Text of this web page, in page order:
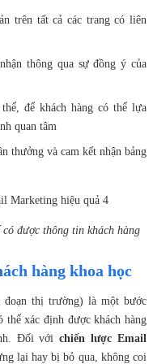
trên tất cả các trang có liên
thông qua sự đồng ý của
để khách hàng có thể lựa
quan tâm
thưởng và cam kết nhận bảng
được thông tin khách hàng
hàng khoa học
đoạn thị trường) là một bước
thể xác định được khách hàng
Đối vớichiến lược Email
lại hay bị bỏ qua, không coi